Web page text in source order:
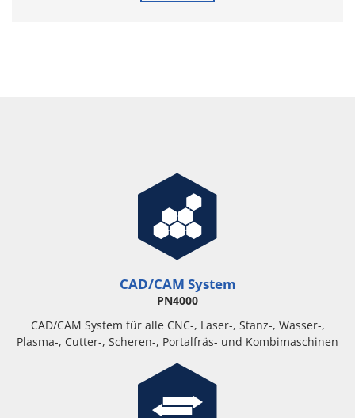
CAD/CAM System
PN4000
CAD/CAM System für alle CNC-, Laser-, Stanz-, Wasser-,
Plasma-, Cutter-, Scheren-, Portalfräs- und Kombimaschinen